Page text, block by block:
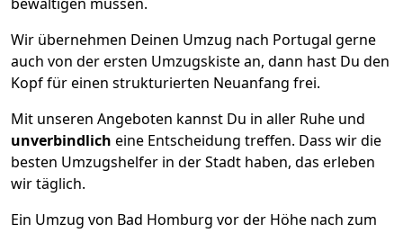
Wir übernehmen Deinen Umzug nach Portugal gerne
auch von der ersten Umzugskiste an, dann hast Du den
Kopf für einen strukturierten Neuanfang frei.
Mit unseren Angeboten kannst Du in aller Ruhe und
unverbindlich eine Entscheidung treffen. Dass wir die
besten Umzugshelfer in der Stadt haben, das erleben
wir täglich.
Ein Umzug von Bad Homburg vor der Höhe nach zum